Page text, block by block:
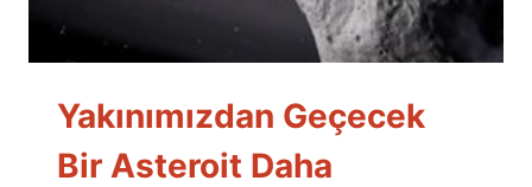
Yakınımızdan Geçecek
Bir Asteroit Daha